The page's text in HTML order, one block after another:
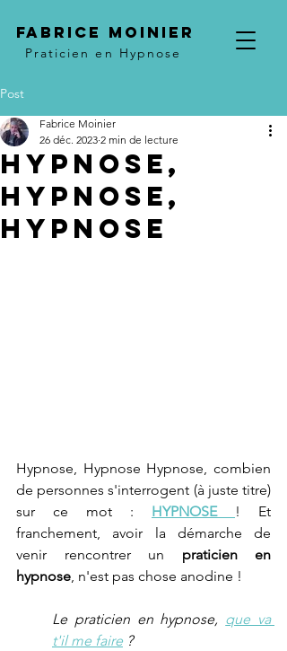
Fabrice Moinier
Praticien en Hypnose
Post
Hypnose,
hypnose,
hypnose
Fabrice Moinier
26 déc. 2023 2 min de lecture
Hypnose, Hypnose Hypnose, combien
de personnes s'interrogent (à juste titre)
sur ce mot : HYPNOSE
! Et
franchement, avoir la démarche de
venir rencontrer un praticien en
hypnose, n'est pas chose anodine !
Le praticien en hypnose, que va
t'il me faire ?